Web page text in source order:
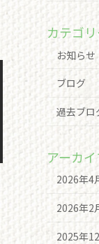
カテゴ
お知らせ
ブログ
過去ブロ
アーカ
2026年4
2026年2
2025年